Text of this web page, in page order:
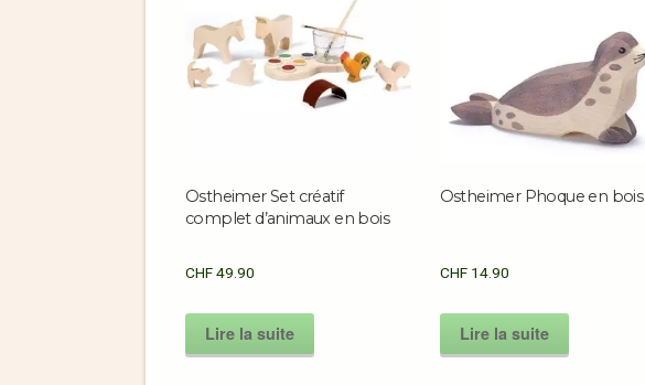
Ostheimer Set créatif
complet d’animaux en bois
CHF49.90
Lire la suite
Ostheimer Phoque en bois
CHF14.90
Lire la suite